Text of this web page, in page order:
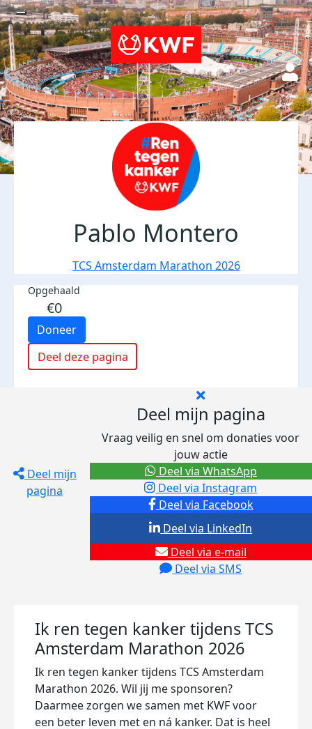
Pablo Montero
TCS Amsterdam Marathon 2026
Opgehaald
€0
Doneer
Deel deze pagina
Deel mijn
pagina
Deel mijn pagina
Vraag veilig en snel om donaties voor
jouw actie
Deel via Facebook
Deel via Instagram
Deel via e-mail
Deel via SMS
Deel via LinkedIn
Deel via WhatsApp
Ik ren tegen kanker tijdens TCS
Amsterdam Marathon 2026
Ik ren tegen kanker tijdens TCS Amsterdam
Marathon 2026. Wil jij me sponsoren?
Daarmee zorgen we samen met KWF voor
een beter leven met en ná kanker. Dat is heel